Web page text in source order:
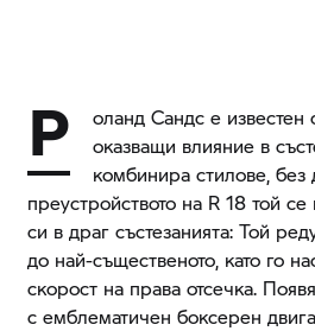
Р
оланд Сандс е известен
оказващи влияние в
комбинира стилове,
преустройството на R 18 той
си в драг състезанията: Той
до най-същественото, като го
скорост на права отсечка.
с емблематичен боксерен